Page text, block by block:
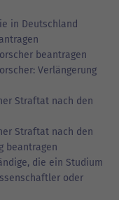
in Deutschland
beantragen
Verlängerung
Straftat nach den
Straftat nach den
beantragen
die ein Studium
oder